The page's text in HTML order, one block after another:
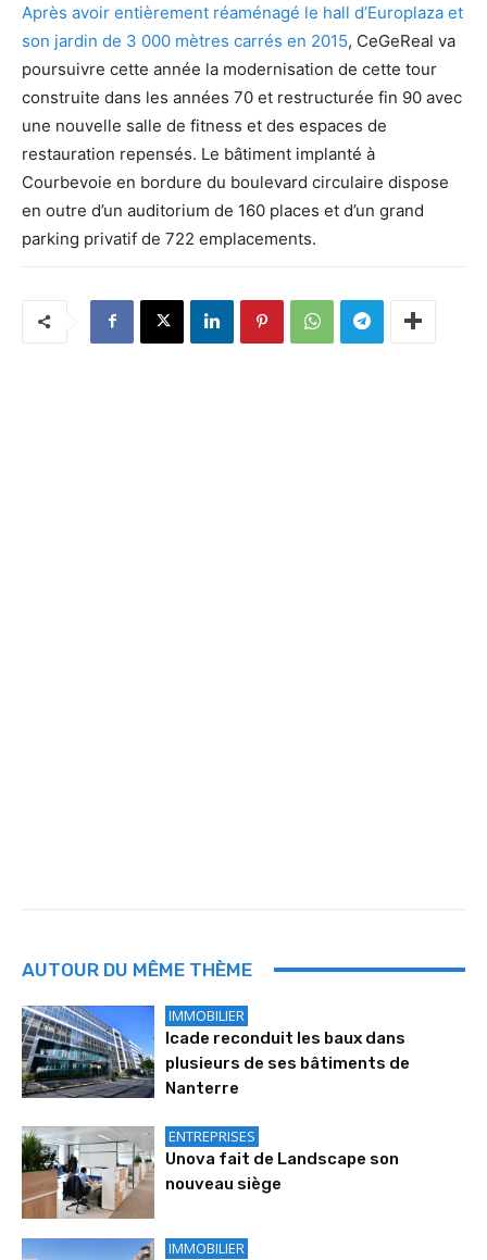
Après avoir entièrement réaménagé le hall d’Europlaza et
son jardin de 3 000 mètres carrés en 2015, CeGeReal va
poursuivre cette année la modernisation de cette tour
construite dans les années 70 et restructurée fin 90 avec
une nouvelle salle de fitness et des espaces de
restauration repensés. Le bâtiment implanté à
Courbevoie en bordure du boulevard circulaire dispose
en outre d’un auditorium de 160 places et d’un grand
parking privatif de 722 emplacements.
AUTOUR DU MÊME THÈME
IMMOBILIER
Icade reconduit les baux dans
plusieurs de ses bâtiments de
Nanterre
ENTREPRISES
Unova fait de Landscape son
nouveau siège
IMMOBILIER